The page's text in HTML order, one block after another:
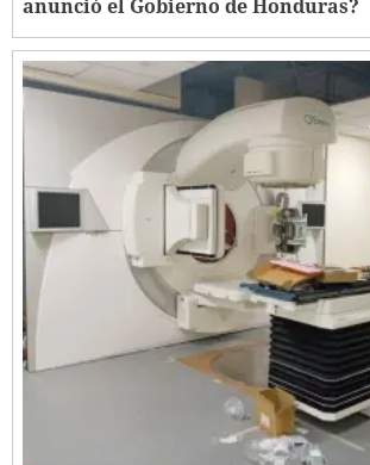
anunció el Gobierno de Honduras?